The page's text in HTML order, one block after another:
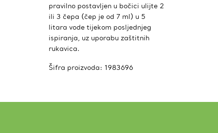
pravilno postavljen u bočici ulijte 2
ili 3 čepa (čep je od 7 ml) u 5
litara vode tijekom posljednjeg
ispiranja, uz uporabu zaštitnih
rukavica.
Šifra proizvoda: 1983696